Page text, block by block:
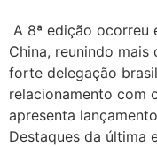
A 8ª edição ocorreu
China, reunindo
forte delegação
relacionamento com
apresenta
Destaques da última